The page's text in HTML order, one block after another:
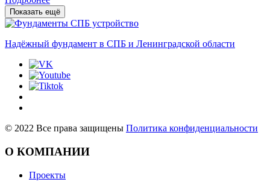
Показать ещё
Надёжный фундамент в СПБ и Ленинградской области
© 2022 Все права защищены Политика конфиденциальности
О КОМПАНИИ
Проекты